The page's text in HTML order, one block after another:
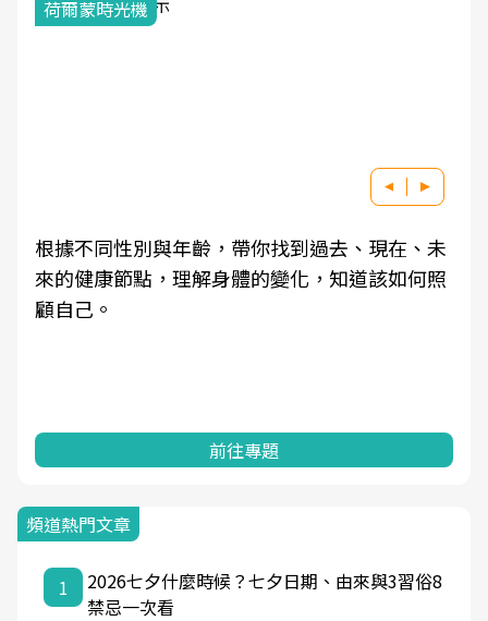
荷爾蒙時光機
根據不同性別與年齡，帶你找到過去、現在、未
來的健康節點，理解身體的變化，知道該如何照
顧自己。
前往專題
頻道熱門文章
1
2026七夕什麼時候？七夕日期、由來與3習俗8
禁忌一次看